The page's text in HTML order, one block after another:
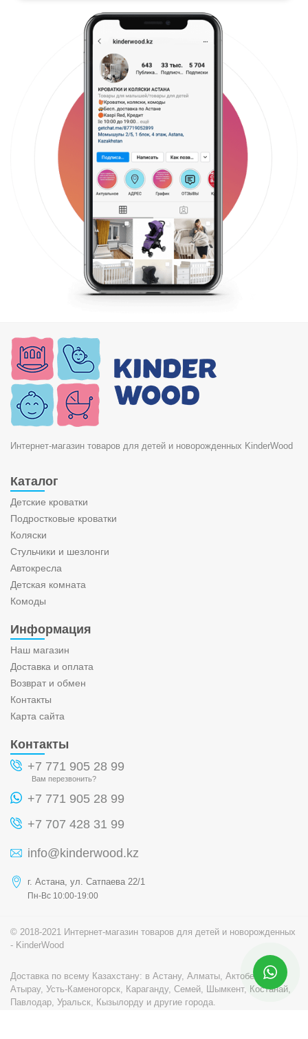
Интернет-магазин товаров для детей и новорожденных KinderWood
Каталог
Детские кроватки
Подростковые кроватки
Коляски
Стульчики и шезлонги
Автокресла
Детская комната
Комоды
Информация
Наш магазин
Доставка и оплата
Возврат и обмен
Контакты
Карта сайта
Контакты
+7 771 905 28 99
Вам перезвонить?
+7 771 905 28 99
+7 707 428 31 99
info@kinderwood.kz
г. Астана, ул. Сатпаева 22/1
Пн-Вс 10:00-19:00
© 2018-2021 Интернет-магазин товаров для детей и новорожденных
- KinderWood
Доставка по всему Казахстану: в Астану, Алматы, Актобе, Актау,
Атырау, Усть-Каменогорск, Караганду, Семей, Шымкент, Костанай,
Павлодар, Уральск, Кызылорду и другие города.